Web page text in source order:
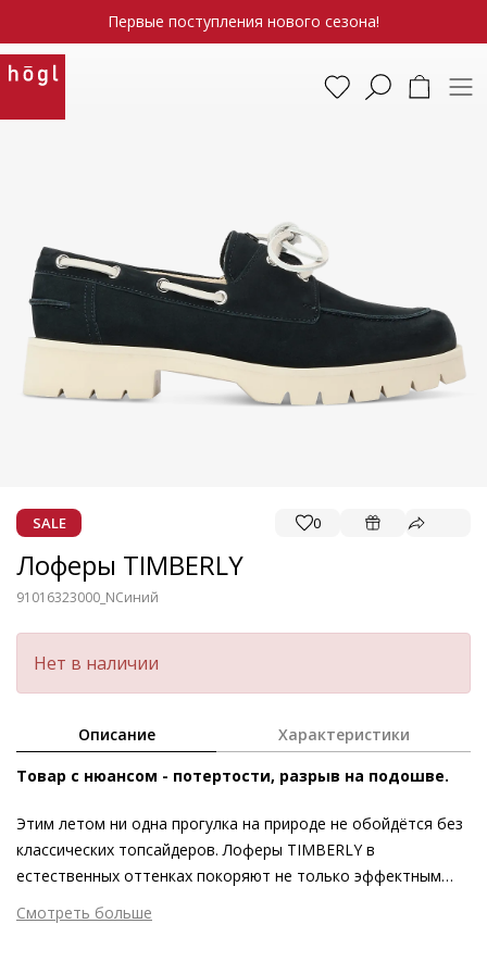
Первые поступления нового сезона!
SALE 0
Лоферы TIMBERLY
91016323000_NСиний
Нет в наличии
Описание Характеристики
Товар с нюансом - потертости, разрыв на подошве.
Этим летом ни одна прогулка на природе не обойдётся без
классических топсайдеров. Лоферы TIMBERLY в
естественных оттенках покоряют не только эффектным
внешним видом, но и поразительной функциональностью.
Первоклассное качество кожи подчёркивает типичная для
Смотреть больше